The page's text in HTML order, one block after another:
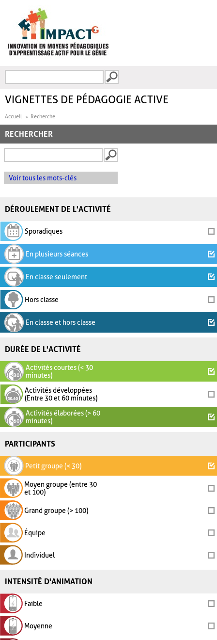
FORMULAIRE DE
VIGNETTES DE PÉDAGOGIE ACTIVE
Accueil Recherche
RECHERCHER
Voir tous les mots-clés
DÉROULEMENT DE L'ACTIVITÉ
Sporadiques
En plusieurs séances
En classe seulement
Hors classe
En classe et hors classe
DURÉE DE L'ACTIVITÉ
Activités courtes (< 30
minutes)
Activités développées
(Entre 30 et 60 minutes)
Activités élaborées (> 60
minutes)
PARTICIPANTS
Petit groupe (< 30)
Moyen groupe (entre 30
et 100)
Grand groupe (> 100)
Équipe
Individuel
INTENSITÉ D'ANIMATION
Faible
Moyenne